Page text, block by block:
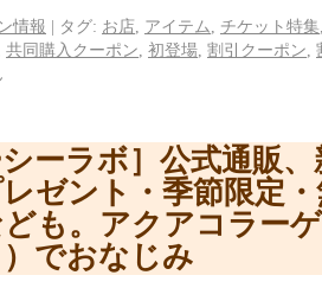
情報 | タグ: お店 アイテム チケット特集
共同購入クーポン 初登場 割引クーポン
シーラボ］公式通販
ゼント・季節限定
も。アクアコラー
）でおなじみ